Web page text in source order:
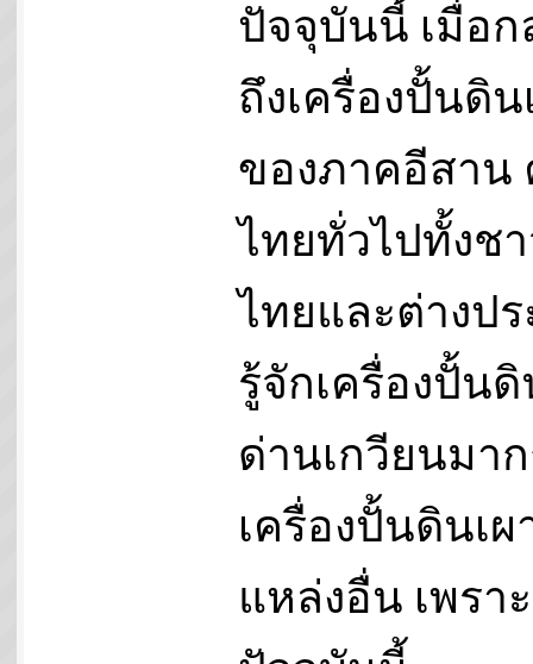
ปัจจุบันนี้ เมื่อก
ถึงเครื่องปั้นดิน
ของภาคอีสาน
ไทยทั่วไปทั้งช
ไทยและต่างปร
รู้จักเครื่องปั้นดิ
ด่านเกวียนมา
เครื่องปั้นดินเผ
แหล่งอื่น เพราะ